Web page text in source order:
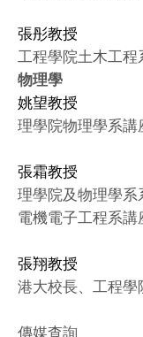
張彤教授
工程學院土木工
物理學
姚望教授
理學院物理學系講
張霜教授
理學院及物理學
電機電子工程系講
張翔教授
港大校長、工程
傳媒查詢